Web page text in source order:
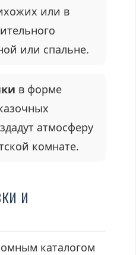
или в
или спальне.
в форме
атмосферу
комнате.
и
каталогом